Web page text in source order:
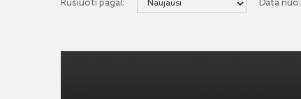
Rūšiuoti pagal: Data nuo: